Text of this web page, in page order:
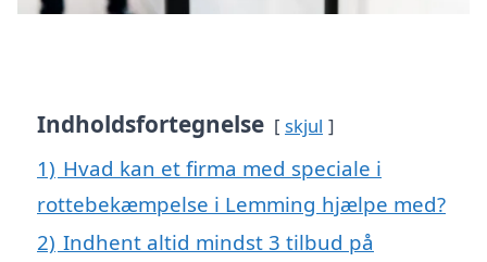
Indholdsfortegnelse skjul
1) Hvad kan et firma med speciale i
rottebekæmpelse i Lemming hjælpe med?
2) Indhent altid mindst 3 tilbud på